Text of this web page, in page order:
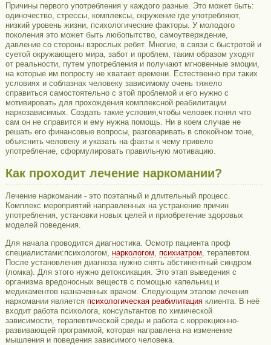
Причины первого употребления у каждого разные. Это может быть:
одиночество, стрессы, комплексы, окружение где употребляют,
низкий уровень жизни, психологические факторы. У молодого
поколения это может быть любопытство, самоутверждение,
давление со стороны взрослых ребят. Многие, в связи с быстротой и
суетой окружающего мира, забот и проблем, таким образом уходят
от реальности, путем употребления и получают мгновенные эмоции,
на которые им попросту не хватает времени. Естественно при таких
условиях и соблазнах человеку зависимому очень тяжело
справиться самостоятельно с этой проблемой и его нужно с
мотивировать для прохождения комплексной реабилитации
наркозависимых. Создать такие условия,чтобы человек понял что
сам он не справится и ему нужна помощь. Ни в коем случае не
решать его финансовые вопросы, разговаривать в спокойном тоне,
объяснить человеку и указать на факты к чему привело
употребление, сформулировать правильную мотивацию.
Как проходит лечение наркомании?
Лечение наркомании - это поэтапный и длительный процесс.
Комплекс мероприятий направленных на устранение причин
употребления, установки новых целей и приобретение здоровых
моделей поведения.
Для начала проводится диагностика. Осмотр пациента проф
специалистами:психологом, наркологом психиатром , терапевтом.
После установления диагноза нужно снять абстинентный синдром
(ломка). Для этого нужно детоксикация. Это этап выведения с
организма вредоносных веществ с помощью капельниц и
медикаментов назначенных врачом. Следующим этапом лечения
наркомании является психологическая реабилитацияклиента. В неё
входит работа психолога, консультантов по химической
зависимости, терапевтической среды и работа с коррекционно-
развивающей программой, которая направлена на изменение
мышления и поведения зависимого человека.